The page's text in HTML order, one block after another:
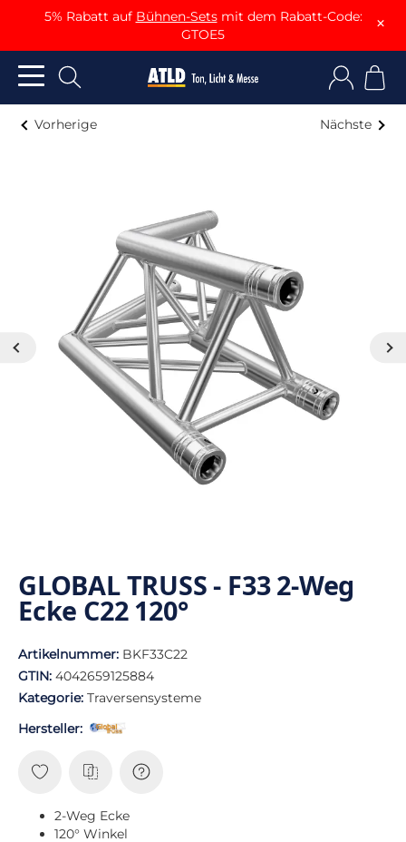
5% Rabatt auf Bühnen-Setsmit dem Rabatt-Code:
GTOE5
×
Vorherige Nächste
GLOBAL TRUSS - F33 2-Weg
Ecke C22 120°
Artikelnummer: BKF33C22
GTIN: 4042659125884
Kategorie: Traversensysteme
Hersteller:
2-Weg Ecke
120° Winkel